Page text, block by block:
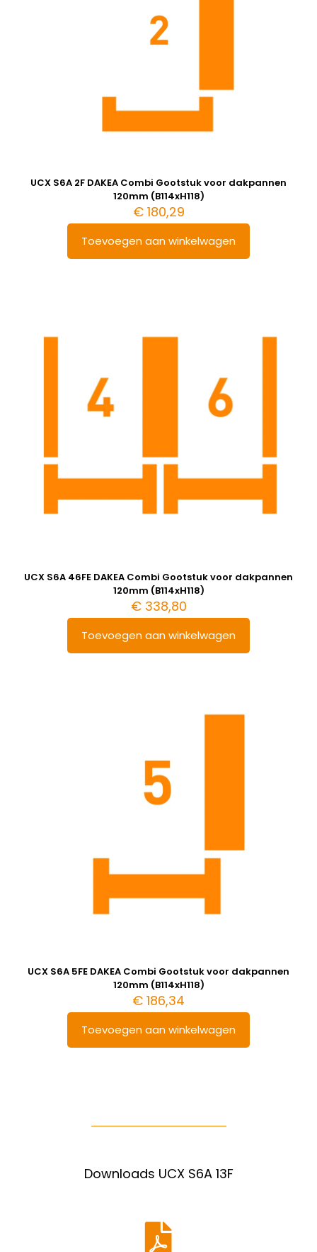
UCX S6A 2F DAKEA Combi Gootstuk voor dakpannen
120mm (B114xH118)
€180,29
Toevoegen aan winkelwagen
UCX S6A 46FE DAKEA Combi Gootstuk voor dakpannen
120mm (B114xH118)
€338,80
Toevoegen aan winkelwagen
UCX S6A 5FE DAKEA Combi Gootstuk voor dakpannen
120mm (B114xH118)
€ 186,34
Toevoegen aan winkelwagen
Downloads UCX S6A 13F